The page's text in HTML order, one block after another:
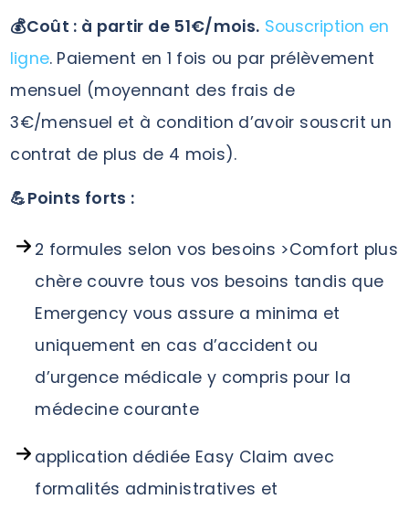
💰Coût : à partir de 51€/mois. Souscription en
ligne. Paiement en 1 fois ou par prélèvement
mensuel (moyennant des frais de
3€/mensuel et à condition d’avoir souscrit un
contrat de plus de 4 mois).
💪Points forts :
2 formules selon vos besoins >Comfort plus
chère couvre tous vos besoins tandis que
Emergency vous assure a minima et
uniquement en cas d’accident ou
d’urgence médicale y compris pour la
médecine courante
application dédiée Easy Claim avec
formalités administratives et